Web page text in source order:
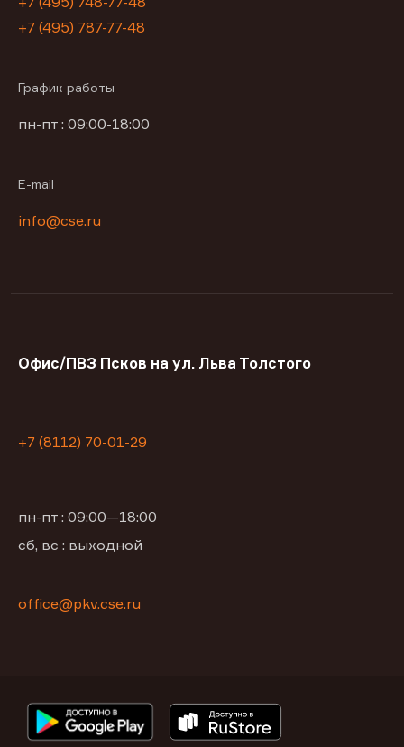
+7 (495) 787-77-48
График работы
пн-пт : 09:00-18:00
E-mail
info@cse.ru
Офис/ПВЗ Псков на ул. Льва Толстого
+7 (8112) 70-01-29
пн-пт : 09:00—18:00
сб, вс : выходной
office@pkv.cse.ru